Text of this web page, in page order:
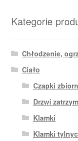
Kategorie
Chłodzenie,
Ciało
Czapki
Drzwi
Klamki
Klamki